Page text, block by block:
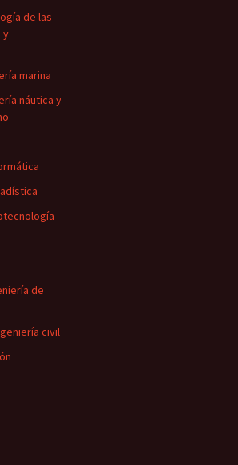
de las
y
marina
náutica y
de
civil